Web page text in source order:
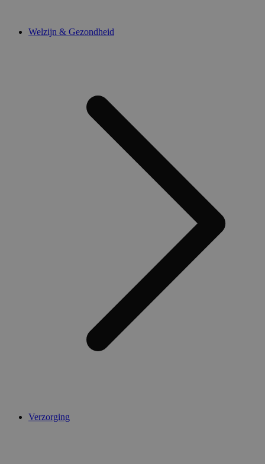
Welzijn & Gezondheid
Verzorging